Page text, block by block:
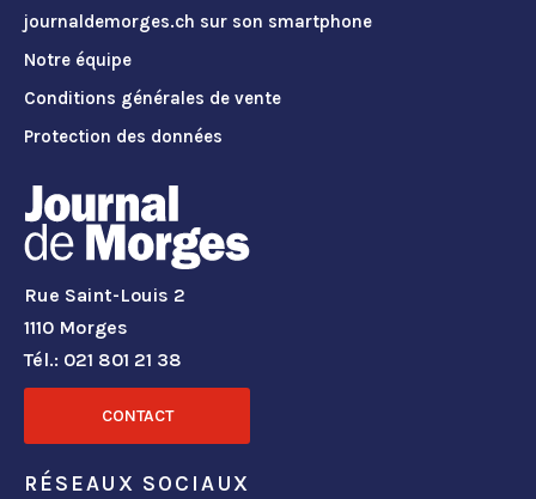
journaldemorges.ch sur son smartphone
Notre équipe
Conditions générales de vente
Protection des données
Rue Saint-Louis 2
1110 Morges
Tél.: 021 801 21 38
CONTACT
RÉSEAUX SOCIAUX